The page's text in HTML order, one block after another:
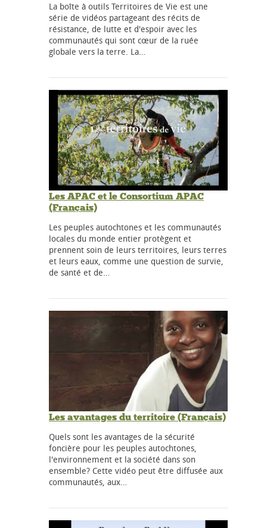
La boîte à outils Territoires de Vie est une
série de vidéos partageant des récits de
résistance, de lutte et d'espoir avec les
communautés qui sont cœur de la ruée
globale vers la terre. La…
Les APAC et le Consortium APAC
(Français)
Les peuples autochtones et les communautés
locales du monde entier protègent et
prennent soin de leurs territoires, leurs terres
et leurs eaux, comme une question de survie,
de santé et de…
Les avantages du territoire (Français)
Quels sont les avantages de la sécurité
foncière pour les peuples autochtones,
l'environnement et la société dans son
ensemble? Cette vidéo peut être diffusée aux
communautés, aux…